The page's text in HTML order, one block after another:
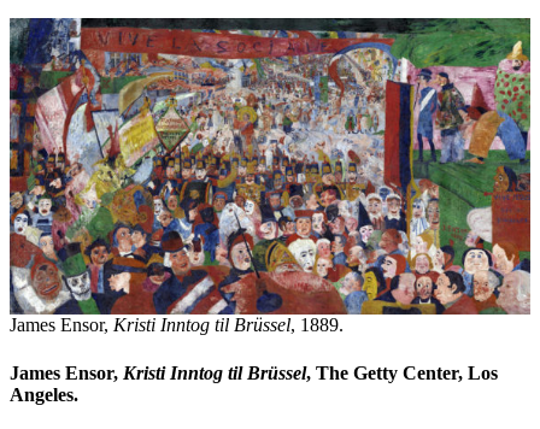
James Ensor, Kristi Inntog til Brüssel, 1889.
James Ensor, Kristi Inntog til Brüssel, The Getty Center, Los
Angeles.